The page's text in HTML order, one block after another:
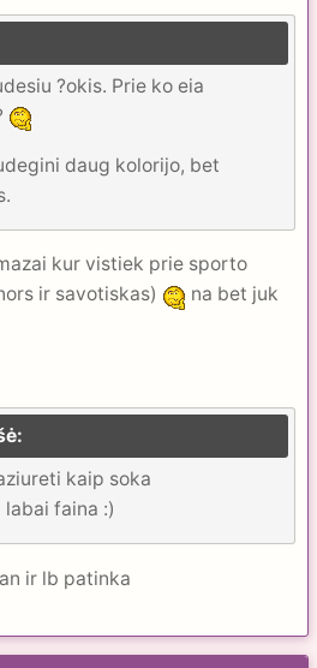
?okis. Prie ko eia
daug kolorijo, bet
kur vistiek prie sporto
ir savotiskas)
na bet juk
kaip soka
faina :)
ir lb patinka